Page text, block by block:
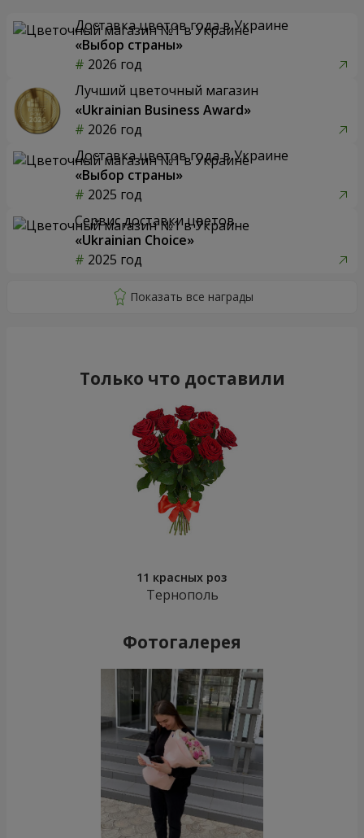
Доставка цветов года в Украине
«Выбор страны»
2026 год
Лучший цветочный магазин
«Ukrainian Business Award»
2026 год
Доставка цветов года в Украине
«Выбор страны»
2025 год
Сервис доставки цветов
«Ukrainian Choice»
2025 год
Только что доставили
11 красных роз
Тернополь
Фотогалерея